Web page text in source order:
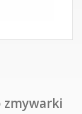
zmywarki